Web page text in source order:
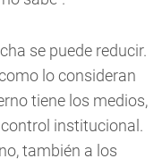
se puede reducir.
lo consideran
tiene los medios,
institucional.
también a los